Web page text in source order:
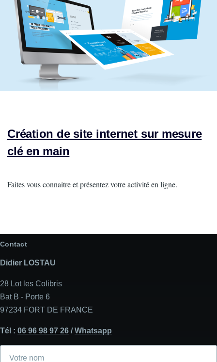
Création de site internet sur mesure
clé en main
Intro
Faites vous connaitre et présentez votre activité en ligne.
Contact
Didier LOSTAU
28 Lot les Colibris
Bat B - Porte 6
97234 FORT DE FRANCE
Tél : 06 96 98 97 26 /Whatsapp